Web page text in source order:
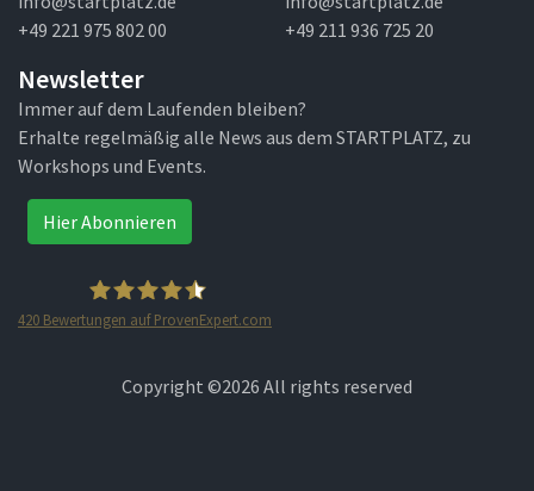
+49 221 975 802 00
+49 211 936 725 20
Newsletter
Immer auf dem Laufenden bleiben?
Erhalte regelmäßig alle News aus dem STARTPLATZ, zu
Workshops und Events.
Hier Abonnieren
420 Bewertungen auf ProvenExpert.com
Copyright ©2026 All rights reserved